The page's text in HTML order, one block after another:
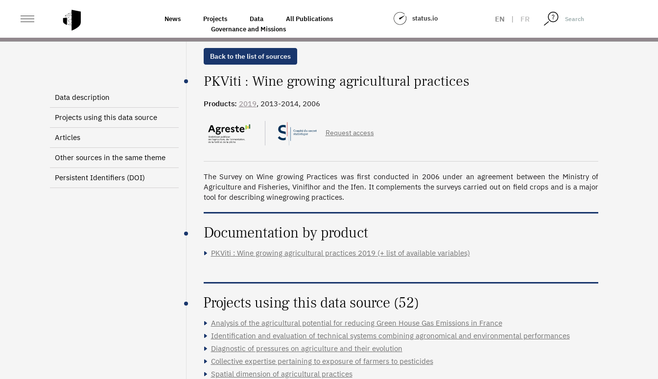
News Projects Data
All Publications
Governance and Missions
status.io EN | FR
HOME WINE GROWING AGRICULTURAL PRACTICES
Data description
Projects using this data source
Articles
Other sources in the same theme
Persistent Identifiers (DOI)
Back to the list of sources
PKViti : Wine growing agricultural practices
Products: 2019, 2013-2014, 2006
Request access
The Survey on Wine growing Practices was first conducted in 2006 under an agreement between the Ministry of
Agriculture and Fisheries, Viniflhor and the Ifen. It complements the surveys carried out on field crops and is a major
tool for describing winegrowing practices.
Documentation by product
PKViti : Wine growing agricultural practices 2019 (+ list of available variables)
Projects using this data source (52)
Analysis of the agricultural potential for reducing Green House Gas Emissions in France
Identification and evaluation of technical systems combining agronomical and environmental performances
Diagnostic of pressures on agriculture and their evolution
Collective expertise pertaining to exposure of farmers to pesticides
Spatial dimension of agricultural practices